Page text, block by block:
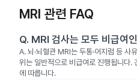
MRI 관련 FAQ
Q. MRI 검사는 모두 비급여
A. 뇌·뇌혈관 MRI는 두통·어지럼 등 사
위는 일반적으로 비급여로 진행됩니다.
에 따릅니다.